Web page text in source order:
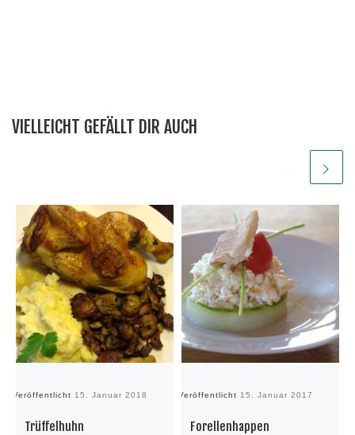
VIELLEICHT GEFÄLLT DIR AUCH
Veröffentlicht 15. Januar 2018
Trüffelhuhn
Veröffentlicht 15. Januar 2017
Forellenhappen